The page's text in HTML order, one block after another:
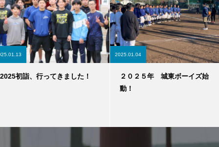
2025初詣、行ってきました！
2025.01.04
２０２５年 城東ボーイズ始
動！